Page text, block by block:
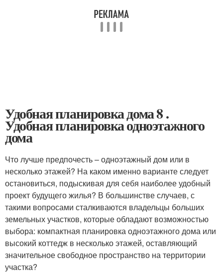
Удобная планировка дома 8 .
Удобная планировка одноэтажного
дома
Что лучше предпочесть – одноэтажный дом или в
несколько этажей? На каком именно варианте следует
остановиться, подыскивая для себя наиболее удобный
проект будущего жилья? В большинстве случаев, с
такими вопросами сталкиваются владельцы больших
земельных участков, которые обладают возможностью
выбора: компактная планировка одноэтажного дома или
высокий коттедж в несколько этажей, оставляющий
значительное свободное пространство на территории
участка?